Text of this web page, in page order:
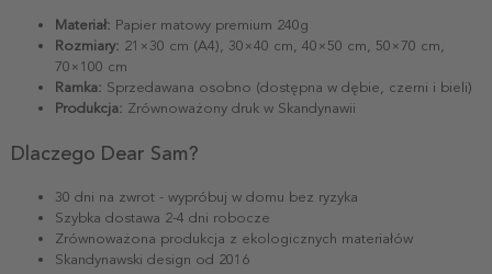
Materiał: Papier matowy premium 240g
Rozmiary: 21×30 cm (A4), 30×40 cm, 40×50 cm, 50×70 cm,
70×100 cm
Ramka: Sprzedawana osobno (dostępna w dębie, czerni i bieli)
Produkcja: Zrównoważony druk w Skandynawii
Dlaczego Dear Sam?
30 dni na zwrot - wypróbuj w domu bez ryzyka
Szybka dostawa 2-4 dni robocze
Zrównoważona produkcja z ekologicznych materiałów
Skandynawski design od 2016